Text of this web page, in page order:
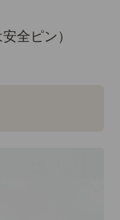
全ピン）